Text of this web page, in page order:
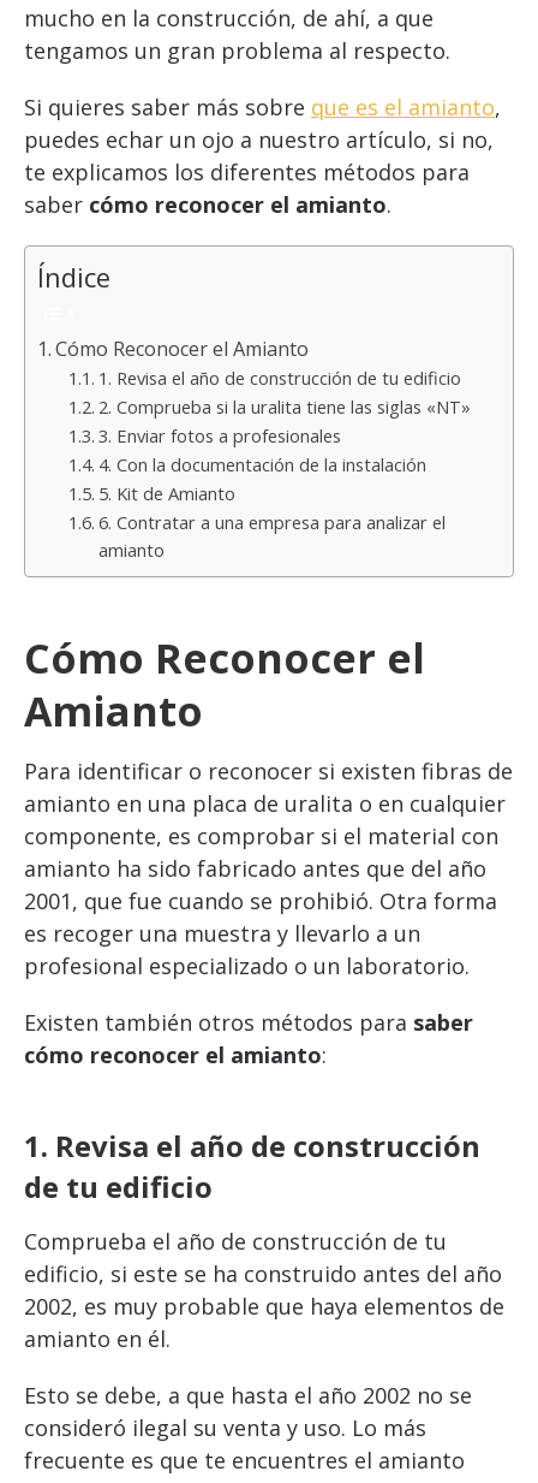
mucho en la construcción, de ahí, a que
tengamos un gran problema al respecto.
Si quieres saber más sobre que es el amianto,
puedes echar un ojo a nuestro artículo, si no,
te explicamos los diferentes métodos para
saber cómo reconocer el amianto.
Índice
Cómo Reconocer el Amianto
1. Revisa el año de construcción de tu edificio
2. Comprueba si la uralita tiene las siglas «NT»
3. Enviar fotos a profesionales
4. Con la documentación de la instalación
5. Kit de Amianto
6. Contratar a una empresa para analizar el
amianto
Cómo Reconocer el
Amianto
Para identificar o reconocer si existen fibras de
amianto en una placa de uralita o en cualquier
componente, es comprobar si el material con
amianto ha sido fabricado antes que del año
2001, que fue cuando se prohibió. Otra forma
es recoger una muestra y llevarlo a un
profesional especializado o un laboratorio.
Existen también otros métodos para saber
cómo reconocer el amianto:
1. Revisa el año de construcción
de tu edificio
Comprueba el año de construcción de tu
edificio, si este se ha construido antes del año
2002, es muy probable que haya elementos de
amianto en él.
Esto se debe, a que hasta el año 2002 no se
consideró ilegal su venta y uso. Lo más
frecuente es que te encuentres el amianto